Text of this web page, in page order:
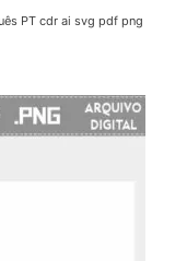
PT cdr ai svg pdf png